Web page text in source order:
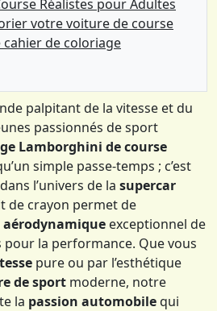
Réalistes pour Adultes
votre voiture de course
de coloriage
palpitant de la vitesse et du
passionnés de sport
Lamborghini de course
simple passe-temps ; c’est
l’univers de la supercar
de crayon permet de
aérodynamique exceptionnel de
pour la performance. Que vous
pure ou par l’esthétique
de sport moderne, notre
la passion automobilequi